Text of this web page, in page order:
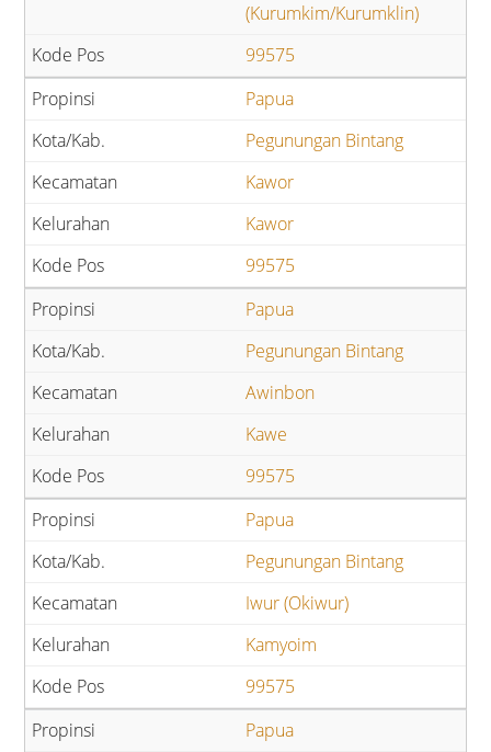
(Kurumkim/Kurumklin)
99575
Papua
Pegunungan Bintang
Kawor
Kawor
99575
Papua
Pegunungan Bintang
Awinbon
Kawe
99575
Papua
Pegunungan Bintang
Iwur (Okiwur)
Kamyoim
99575
Papua